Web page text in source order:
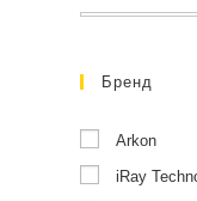
Бренд
Arkon
iRay